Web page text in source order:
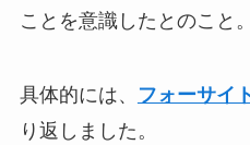
ことを意識したとのこと。
具体的には、 フォーサイ
り返しました。